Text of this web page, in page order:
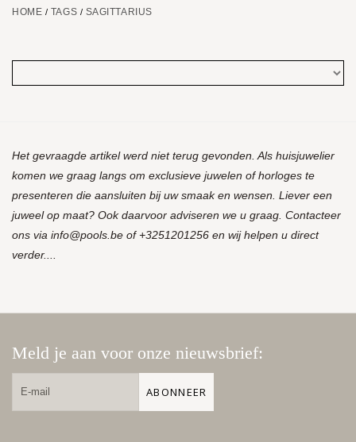
HOME / TAGS / SAGITTARIUS
Het gevraagde artikel werd niet terug gevonden. Als huisjuwelier
komen we graag langs om exclusieve juwelen of horloges te
presenteren die aansluiten bij uw smaak en wensen. Liever een
juweel op maat? Ook daarvoor adviseren we u graag. Contacteer
ons via info@pools.be of +3251201256 en wij helpen u direct
verder....
Meld je aan voor onze nieuwsbrief:
ABONNEER